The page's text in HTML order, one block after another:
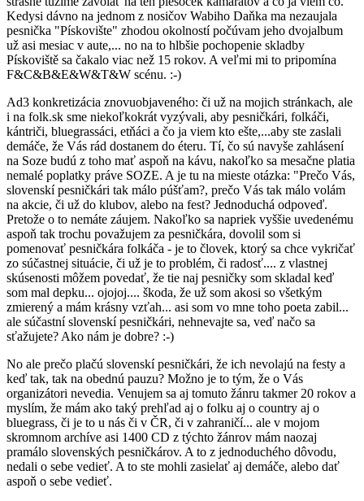
Kedysi dávno na jednom z nosičov Wabiho Daňka ma nezaujala
pesnička "Pískovište" zhodou okolností počúvam jeho dvojalbum
už asi mesiac v aute,... no na to hlbšie pochopenie skladby
Pískoviště sa čakalo viac než 15 rokov. A veľmi mi to pripomína
F&C&B&E&W&T&W scénu. :-)
Ad3 konkretizácia znovuobjaveného: či už na mojich stránkach, ale
i na folk.sk sme niekoľkokrát vyzývali, aby pesničkári, folkáči,
kántriči, bluegrassáci, etňáci a čo ja viem kto ešte,...aby ste zaslali
demáče, že Vás rád dostanem do éteru. Tí, čo sú navyše zahlásení
na Soze budú z toho mať aspoň na kávu, nakoľko sa mesačne platia
nemalé poplatky práve SOZE. A je tu na mieste otázka: "Prečo Vás,
slovenskí pesničkári tak málo púšťam?, prečo Vás tak málo volám
na akcie, či už do klubov, alebo na fest? Jednoduchá odpoveď.
Pretože o to nemáte záujem. Nakoľko sa napriek vyššie uvedenému
aspoň tak trochu považujem za pesničkára, dovolil som si
pomenovať pesničkára folkáča - je to človek, ktorý sa chce vykričať
zo súčastnej situácie, či už je to problém, či radosť.... z vlastnej
skúsenosti môžem povedať, že tie naj pesničky som skladal keď
som mal depku... ojojoj.... škoda, že už som akosi so všetkým
zmierený a mám krásny vzťah... asi som vo mne toho poeta zabil...
ale súčastní slovenskí pesničkári, nehnevajte sa, veď načo sa
sťažujete? Ako nám je dobre? :-)
No ale prečo plačú slovenskí pesničkári, že ich nevolajú na festy a
keď tak, tak na obednú pauzu? Možno je to tým, že o Vás
organizátori nevedia. Venujem sa aj tomuto žánru takmer 20 rokov a
myslím, že mám ako taký prehľad aj o folku aj o country aj o
bluegrass, či je to u nás či v ČR, či v zahraničí... ale v mojom
skromnom archíve asi 1400 CD z týchto žánrov mám naozaj
pramálo slovenských pesničkárov. A to z jednoduchého dôvodu,
nedali o sebe vedieť. A to ste mohli zasielať aj demáče, alebo dať
aspoň o sebe vedieť.